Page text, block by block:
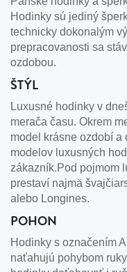
Hodinky sú jediný
technicky dokonalým
prepracovanosti sa
ozdobou.
ŠTÝL
Luxusné hodinky v
merača času. Okrem
model krásne ozdobí a
modelov luxusných
zákazník.Pod pojmom
prestaví najmä
alebo Longines.
POHON
Hodinky s označením
naťahujú pohybom